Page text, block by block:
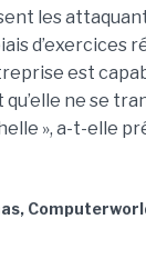
les
d’exercices
est
ne se
», a-t-elle